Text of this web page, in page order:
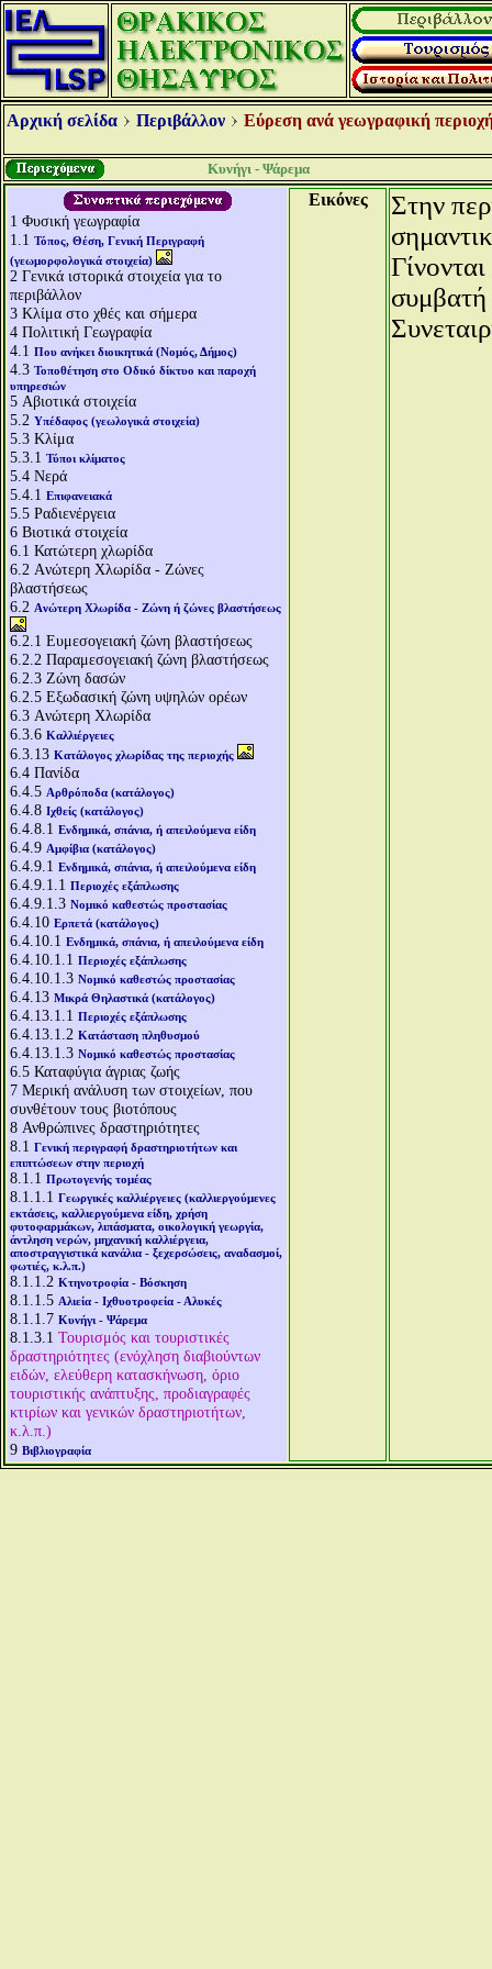
Αρχική σελίδα Περιβάλλον Εύρεση ανά γεωγραφική
Κυνήγι - Ψάρεμα
1 Φυσική γεωγραφία
1.1 Τόπος, Θέση, Γενική Περιγραφή
(γεωμορφολογικά στοιχεία)
2 Γενικά ιστορικά στοιχεία για το
περιβάλλον
3 Κλίμα στο χθές και σήμερα
4 Πολιτική Γεωγραφία
4.1 Που ανήκει διοικητικά (Νομός, Δήμος)
4.3 Τοποθέτηση στο Οδικό δίκτυο και παροχή
υπηρεσιών
5 Αβιοτικά στοιχεία
5.2 Υπέδαφος (γεωλογικά στοιχεία)
5.3 Κλίμα
5.3.1 Τύποι κλίματος
5.4 Νερά
5.4.1 Επιφανειακά
5.5 Ραδιενέργεια
6 Βιοτικά στοιχεία
6.1 Κατώτερη χλωρίδα
6.2 Aνώτερη Χλωρίδα - Ζώνες
βλαστήσεως
6.2 Aνώτερη Χλωρίδα - Ζώνη ή ζώνες βλαστήσεως
6.2.1 Ευμεσογειακή ζώνη βλαστήσεως
6.2.2 Παραμεσογειακή ζώνη βλαστήσεως
6.2.3 Ζώνη δασών
6.2.5 Εξωδασική ζώνη υψηλών ορέων
6.3 Aνώτερη Χλωρίδα
6.3.6 Καλλιέργειες
6.3.13 Κατάλογος χλωρίδας της περιοχής
6.4 Πανίδα
6.4.5 Αρθρόποδα (κατάλογος)
6.4.8 Ιχθείς (κατάλογος)
6.4.8.1 Ενδημικά, σπάνια, ή απειλούμενα είδη
6.4.9 Αμφίβια (κατάλογος)
6.4.9.1 Ενδημικά, σπάνια, ή απειλούμενα είδη
6.4.9.1.1 Περιοχές εξάπλωσης
6.4.9.1.3 Νομικό καθεστώς προστασίας
6.4.10 Ερπετά (κατάλογος)
6.4.10.1 Ενδημικά, σπάνια, ή απειλούμενα είδη
6.4.10.1.1 Περιοχές εξάπλωσης
6.4.10.1.3 Νομικό καθεστώς προστασίας
6.4.13 Μικρά Θηλαστικά (κατάλογος)
6.4.13.1.1 Περιοχές εξάπλωσης
6.4.13.1.2 Κατάσταση πληθυσμού
6.4.13.1.3 Νομικό καθεστώς προστασίας
6.5 Καταφύγια άγριας ζωής
7 Μερική ανάλυση των στοιχείων, που
συνθέτουν τους βιοτόπους
8 Ανθρώπινες δραστηριότητες
8.1 Γενική περιγραφή δραστηριοτήτων και
επιπτώσεων στην περιοχή
8.1.1 Πρωτογενής τομέας
8.1.1.1 Γεωργικές καλλιέργειες (καλλιεργούμενες
εκτάσεις, καλλιεργούμενα είδη, χρήση
φυτοφαρμάκων, λιπάσματα, οικολογική γεωργία,
άντληση νερών, μηχανική καλλιέργεια,
αποστραγγιστικά κανάλια - ξεχερσώσεις, αναδασμοί,
φωτιές, κ.λ.π.)
8.1.1.2 Κτηνοτροφία - Βόσκηση
8.1.1.5 Αλιεία - Ιχθυοτροφεία - Αλυκές
8.1.1.7 Κυνήγι - Ψάρεμα
8.1.3.1 Τουρισμός και τουριστικές
δραστηριότητες (ενόχληση διαβιούντων
ειδών, ελεύθερη κατασκήνωση, όριο
τουριστικής ανάπτυξης, προδιαγραφές
κτιρίων και γενικών δραστηριοτήτων,
κ.λ.π.)
9 Βιβλιογραφία
Εικόνες
Στην
συμβατή